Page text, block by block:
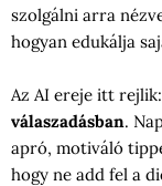
szolgálni arra
hogyan edukálja
Az AI ereje itt rejlik:
válaszadásban.
apró, motiváló
hogy ne add fel a